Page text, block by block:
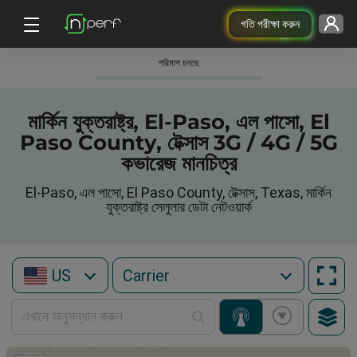
গতি পরীক্ষা করুন
পরিমাপ চলছে
মার্কিন যুক্তরাষ্ট্র, El-Paso, এল পাসো, El
Paso County, টেক্সাস 3G / 4G / 5G
কভারেজ মানচিত্র
El-Paso, এল পাসো, El Paso County, টেক্সাস, Texas, মার্কিন
যুক্তরাষ্ট্র সেলুলার ডেটা নেটওয়ার্ক
US